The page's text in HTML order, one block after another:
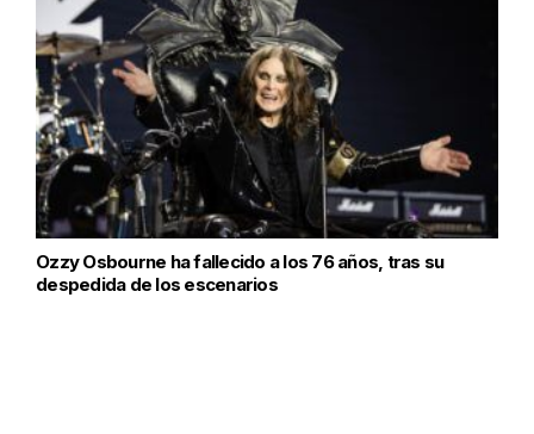
Ozzy Osbourne ha fallecido a los 76 años, tras su
despedida de los escenarios